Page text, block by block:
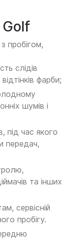
Golf
пробігом,
слідів
фарби;
шумів і
під час якого
передач,
та інших
сервісній
пробігу.